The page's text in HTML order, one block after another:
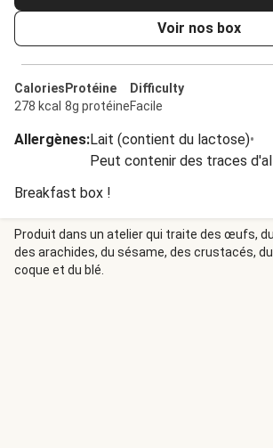
Voir nos box
Calories
278 kcal
Protéine
8g protéine
Difficulty
Facile
Allergènes:Lait (contient du lactose)•
Peut contenir des traces
Breakfast box !
Produit dans un atelier qui traite des œufs,
des arachides, du sésame, des crustacés,
coque et du blé.